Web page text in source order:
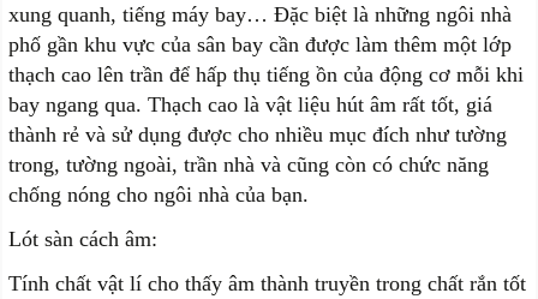
xung quanh, tiếng máy bay… Đặc biệt là những ngôi nhà
phố gần khu vực của sân bay cần được làm thêm một lớp
thạch cao lên trần để hấp thụ tiếng ồn của động cơ mỗi khi
bay ngang qua. Thạch cao là vật liệu hút âm rất tốt, giá
thành rẻ và sử dụng được cho nhiều mục đích như tường
trong, tường ngoài, trần nhà và cũng còn có chức năng
chống nóng cho ngôi nhà của bạn.
Lót sàn cách âm:
Tính chất vật lí cho thấy âm thành truyền trong chất rắn tốt